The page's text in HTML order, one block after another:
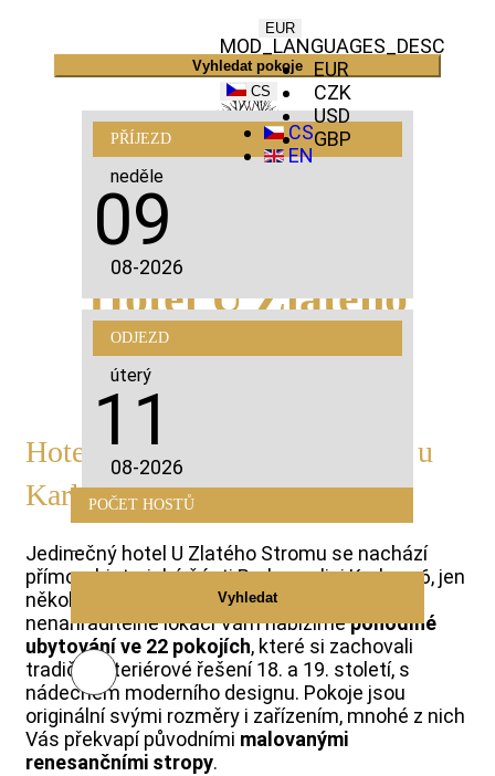
EUR
EUR
CZK
USD
GBP
MOD_LANGUAGES_DESC
CS
CS
EN
Vyhledat pokoje
PŘÍJEZD
neděle
09
08-2026
ODJEZD
úterý
11
08-2026
POČET HOSTŮ
Vyhledat
Hotel U Zlatého
Stromu by BHG
Hotel s atmosférou Staré Prahy u
Karlova mostu
Jedinečný hotel U Zlatého Stromu se nachází
přímo v historické části Prahy, v ulici Karlova 6, jen
několik kroků od Karlova mostu. V této
nenahraditelné lokaci Vám nabízímepohodlné
ubytování ve 22 pokojích, které si zachovali
tradiční interiérové řešení 18. a 19. století, s
nádechem moderního designu. Pokoje jsou
originální svými rozměry i zařízením, mnohé z nich
Vás překvapí původními malovanými
renesančními stropy.